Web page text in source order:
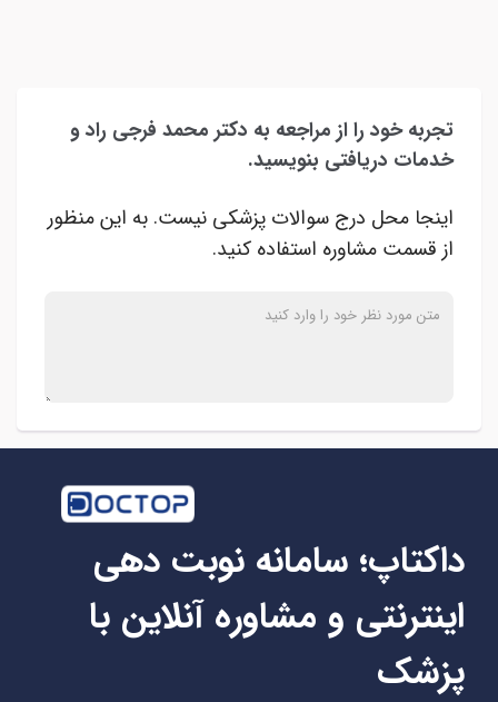
تجربه خود را از مراجعه به دکتر محمد فرجی راد و
خدمات دریافتی بنویسید.
اینجا محل درج سوالات پزشکی نیست. به این منظور
از قسمت مشاوره استفاده کنید.
داکتاپ؛ سامانه نوبت دهی
اینترنتی و مشاوره آنلاین با
پزشک